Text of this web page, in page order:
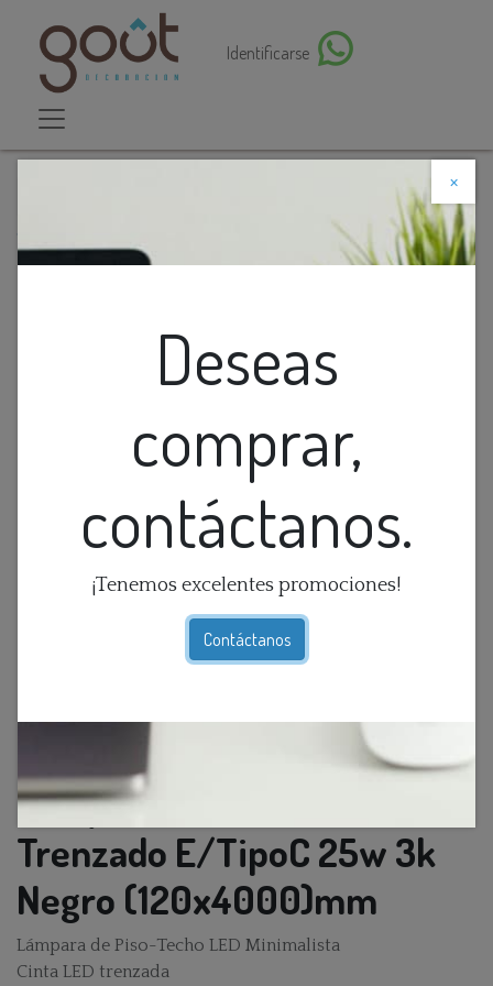
Identificarse
×
Deseas
comprar,
contáctanos.
¡Tenemos excelentes promociones!
Contáctanos
Descuento web
Lamp. Piso-Techo Led Trenzado E/TipoC 25w 3k
Lamp. Piso-Techo Led
Trenzado E/TipoC 25w 3k
Negro (120x4000)mm
Lámpara de Piso-Techo LED Minimalista
Cinta LED trenzada